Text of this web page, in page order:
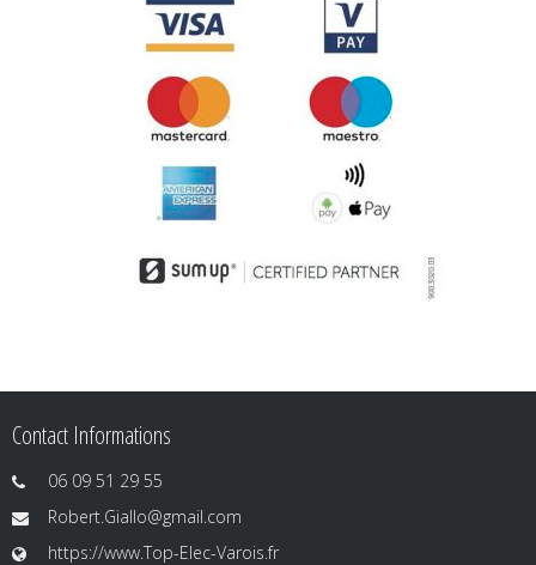
Contact Informations
06 09 51 29 55
Robert.Giallo@gmail.com
https://www.Top-Elec-Varois.fr